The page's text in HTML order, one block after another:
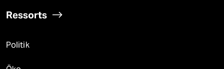
Ressorts
Politik